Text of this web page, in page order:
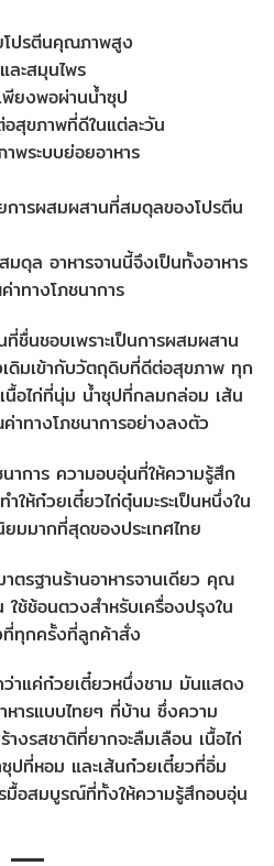
โปรตีนคุณภาพสูง
ละสมุนไพร
พียงพอผ่านน้ำซุป
อสุขภาพที่ดีในแต่ละวัน
พระบบย่อยอาหาร
ารผสมผสานที่สมดุลของโปรตีน
มดุล อาหารจานนี้จึงเป็นทั้งอาหาร
ทางโภชนาการ
ชื่นชอบเพราะเป็นการผสมผสาน
ดิมเข้ากับวัตถุดิบที่ดีต่อสุขภาพ ทุก
นื้อไก่ที่นุ่ม น้ำซุปที่กลมกล่อม เส้น
ทางโภชนาการอย่างลงตัว
าการ ความอบอุ่นที่ให้ความรู้สึก
ห้ก๋วยเตี๋ยวไก่ตุ๋นมะระเป็นหนึ่งใน
มมากที่สุดของประเทศไทย
ตรฐานร้านอาหารจานเดียว คุณ
ช้ช้อนตวงสำหรับเครื่องปรุงใน
ที่ทุกครั้งที่ลูกค้าสั่ง
ว่าแค่ก๋วยเตี๋ยวหนึ่งชาม มันแสดง
ารแบบไทยๆ ที่บ้าน ซึ่งความ
รสชาติที่ยากจะลืมเลือน เนื้อไก่
ที่หอม และเส้นก๋วยเตี๋ยวที่อิ่ม
มื้อสมบูรณ์ที่ทั้งให้ความรู้สึกอบอุ่น